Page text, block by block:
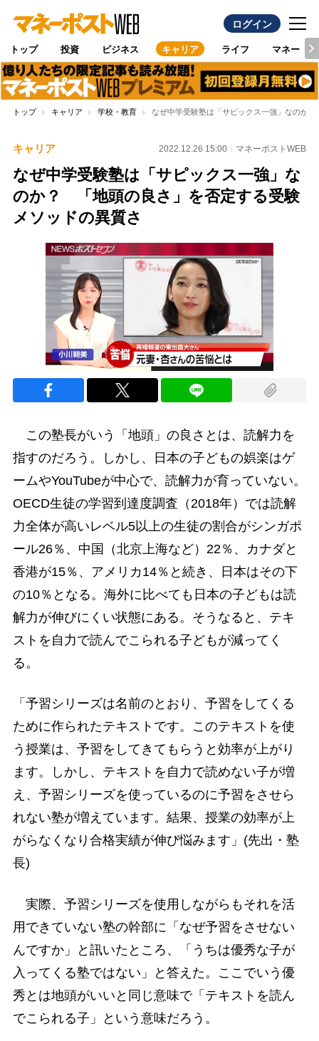
ログイン
トップ 投資 ビジネス キャリア ライフ マネー
トップ キャリア 学校・教育 なぜ中学受験塾は「サピックス一強」なのか
キャリア 2022.12.26 15:00 マネーポストWEB
なぜ中学受験塾は「サピックス一強」な
のか？ 「地頭の良さ」を否定する受験
メソッドの異質さ
この塾長がいう「地頭」の良さとは、読解力を
指すのだろう。しかし、日本の子どもの娯楽はゲ
ームやYouTubeが中心で、読解力が育っていない。
OECD生徒の学習到達度調査（2018年）では読解
力全体が高いレベル5以上の生徒の割合がシンガポ
ール26％、中国（北京上海など）22％、カナダと
香港が15％、アメリカ14％と続き、日本はその下
の10％となる。海外に比べても日本の子どもは読
解力が伸びにくい状態にある。そうなると、テキ
ストを自力で読んでこられる子どもが減ってく
る。
「予習シリーズは名前のとおり、予習をしてくる
ために作られたテキストです。このテキストを使
う授業は、予習をしてきてもらうと効率が上がり
ます。しかし、テキストを自力で読めない子が増
え、予習シリーズを使っているのに予習をさせら
れない塾が増えています。結果、授業の効率が上
がらなくなり合格実績が伸び悩みます」(先出・塾
長)
実際、予習シリーズを使用しながらもそれを活
用できていない塾の幹部に「なぜ予習をさせない
んですか」と訊いたところ、「うちは優秀な子が
入ってくる塾ではない」と答えた。ここでいう優
秀とは地頭がいいと同じ意味で「テキストを読ん
でこられる子」という意味だろう。